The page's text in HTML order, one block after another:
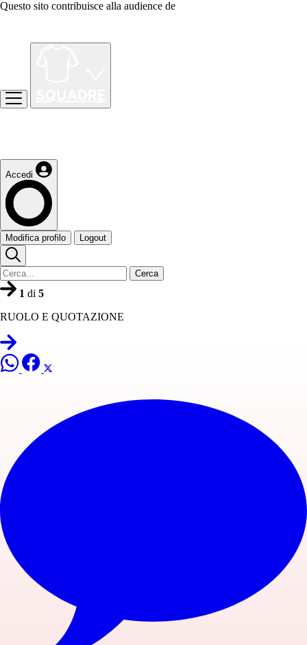
Questo sito contribuisce alla audience de
Accedi
Modifica profilo Logout
Cerca
1 di 5
RUOLO E QUOTAZIONE